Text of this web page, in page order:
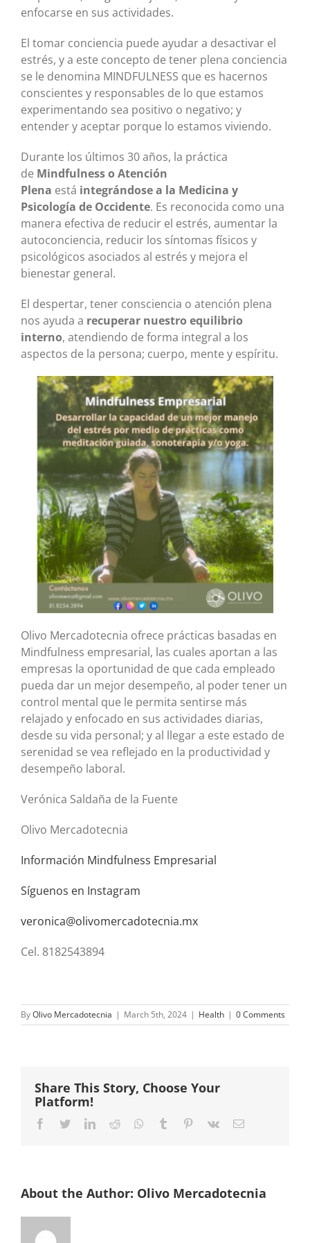
enfocarse en sus actividades.
El tomar conciencia puede ayudar a desactivar el
estrés, y a este concepto de tener plena conciencia
se le denomina MINDFULNESS que es hacernos
conscientes y responsables de lo que estamos
experimentando sea positivo o negativo; y
entender y aceptar porque lo estamos viviendo.
Durante los últimos 30 años, la práctica
de Mindfulness o Atención
Plena está integrándose a la Medicina y
Psicología de Occidente. Es reconocida como una
manera efectiva de reducir el estrés, aumentar la
autoconciencia, reducir los síntomas físicos y
psicológicos asociados al estrés y mejora el
bienestar general.
El despertar, tener consciencia o atención plena
nos ayuda a recuperar nuestro equilibrio
interno, atendiendo de forma integral a los
aspectos de la persona; cuerpo, mente y espíritu.
Olivo Mercadotecnia ofrece prácticas basadas en
Mindfulness empresarial, las cuales aportan a las
empresas la oportunidad de que cada empleado
pueda dar un mejor desempeño, al poder tener un
control mental que le permita sentirse más
relajado y enfocado en sus actividades diarias,
desde su vida personal; y al llegar a este estado de
serenidad se vea reflejado en la productividad y
desempeño laboral.
Verónica Saldaña de la Fuente
Olivo Mercadotecnia
Información Mindfulness Empresarial
Síguenos en Instagram
veronica@olivomercadotecnia.mx
Cel. 8182543894
ByOlivo Mercadotecnia | March 5th, 2024 | Health | 0 Comments
Share This Story, Choose Your
Platform!
Facebook
TwitterLinkedIn
Reddit Whatsapp
Tumblr Pinterest
Vk Email
About the Author: Olivo Mercadotecnia